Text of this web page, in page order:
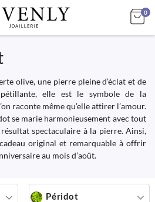
0
olive, une pierre pleine d’éclat et de
elle est le symbole de la
raconte même qu’elle attirer l’amour.
se marie harmonieusement avec tout
spectaculaire à la pierre. Ainsi,
original et remarquable à offrir
au mois d’août.
Péridot